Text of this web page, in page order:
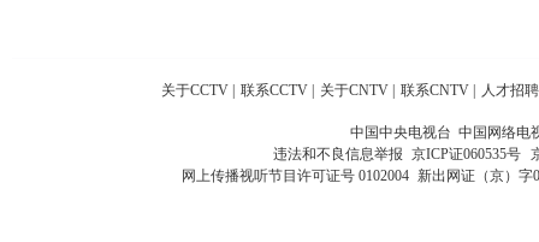
关于CCTV 联系CCTV 关于CNTV 联系CNTV 人才招聘
中国中央电视台 中国网络电
违法和不良信息举报 京ICP证060535号
网上传播视听节目许可证号 0102004 新出网证（京）